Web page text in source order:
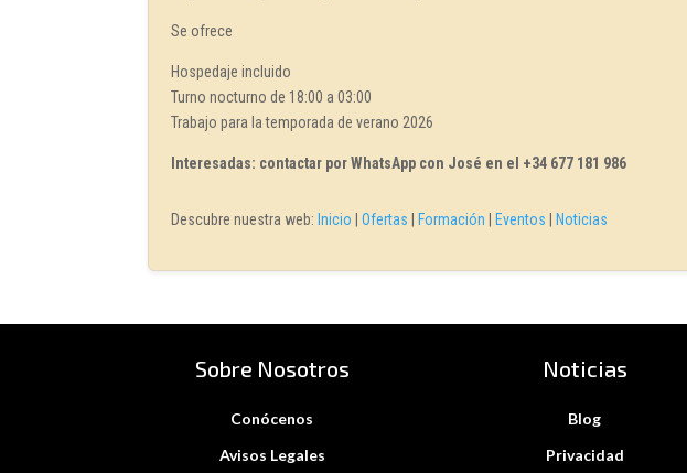
Se ofrece
Hospedaje incluido
Turno nocturno de 18:00 a 03:00
Trabajo para la temporada de verano 2026
Interesadas: contactar por WhatsApp con José en el +34 677 181 986
Descubre nuestra web:Inicio |Ofertas |Formación |Eventos |Noticias
Sobre Nosotros
Conócenos
Avisos Legales
Noticias
Blog
Privacidad